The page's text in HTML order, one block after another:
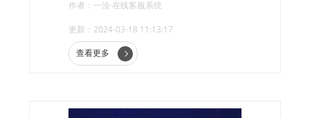
感到困惑，不知道从何入手。本文将详细介绍
网站客服系统的添加方法，帮助企业轻松搭建
一个完善的客服系统。
作者：一洽·在线客服系统
更新：2024-03-18 11:13:17
查看更多